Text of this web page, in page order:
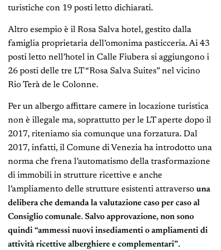
turistiche con 19 posti letto dichiarati.
Altro esempio è il Rosa Salva hotel, gestito dalla
famiglia proprietaria dell’omonima pasticceria. Ai 43
posti letto nell’hotel in Calle Fiubera si aggiungono i
26 posti delle tre LT “Rosa Salva Suites” nel vicino
Rio Terà de le Colonne.
Per un albergo affittare camere in locazione turistica
non è illegale ma, soprattutto per le LT aperte dopo il
2017, riteniamo sia comunque una forzatura. Dal
2017, infatti, il Comune di Venezia ha introdotto una
norma che frena l’automatismo della trasformazione
di immobili in strutture ricettive e anche
l’ampliamento delle strutture esistenti attraverso una
delibera che demanda la valutazione caso per caso al
Consiglio comunale. Salvo approvazione, non sono
quindi “ammessi nuovi insediamenti o ampliamenti di
attività ricettive alberghiere e complementari”.